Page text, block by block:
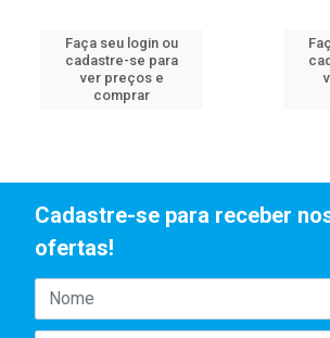
Faça seu login ou
cadastre-se para
ver preços e
comprar
Cadastre-se para receber
ofertas!